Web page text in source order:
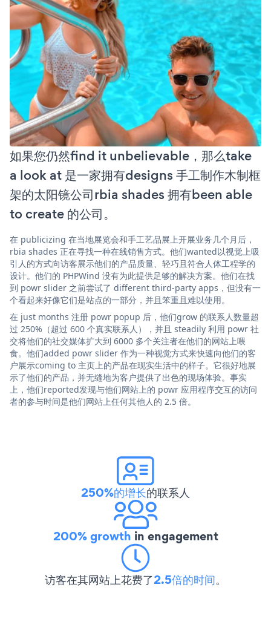
如果您仍然find it unbelievable，那么take
a look at 是一家拥有designs 手工制作木制框
架的太阳镜公司rbia shades 拥有been able
to create 的公司。
在 publicizing 在当地展览会和手工艺品展上开展业务几个月后，
rbia shades 正在寻找一种在线销售方式。他们wanted以视觉上吸
引人的方式向访客展示他们的产品质量、轻巧且符合人体工程学的
设计。他们的 PHPWind 没有为此提供足够的解决方案。他们在找
到 powr slider 之前尝试了 different third-party apps，但没有一
个看起来好像它们是站点的一部分，并且笨重且难以使用。
在 just months 注册 powr popup 后，他们grow 的联系人数量超
过 250%（超过 600 个真实联系人），并且 steadily 利用 powr 社
交将他们的社交媒体扩大到 6000 多个关注者在他们的网站上喂
食。他们added powr slider 作为一种视觉方式来快速向他们的客
户展示coming to 主页上的产品在现实生活中的样子。它很好地展
示了他们的产品，并无缝地为客户提供了出色的现场体验。事实
上，他们reported发现与他们网站上的 powr 应用程序交互的访问
者的参与时间是他们网站上任何其他人的 2.5 倍。
250%的增长的联系人
200% growth in engagement
访客在其网站上花费了2.5倍的时间。